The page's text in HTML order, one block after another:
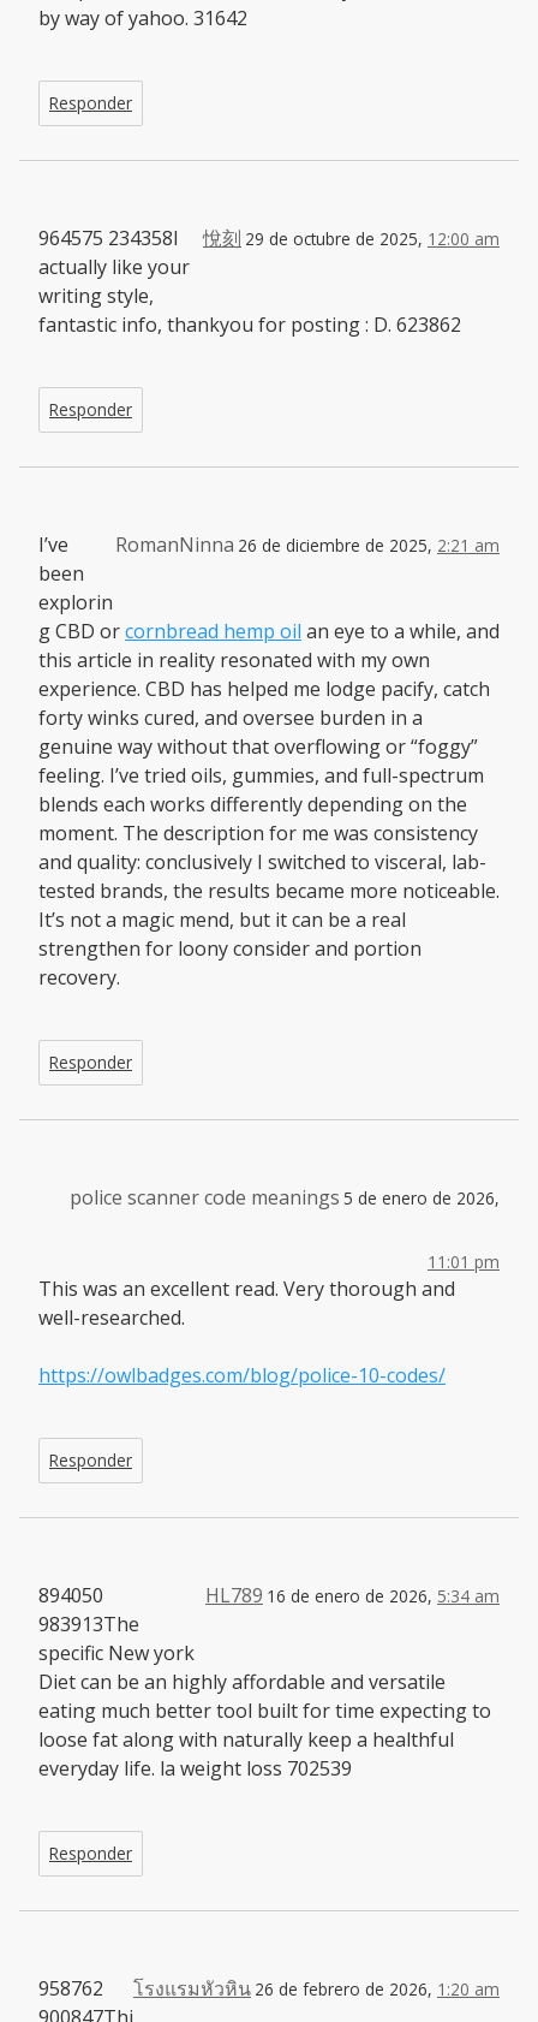
by way of yahoo. 31642
Responder
悅刻 29 de octubre de 2025, 12:00 am
964575 234358I
actually like your
writing style,
fantastic info, thankyou for posting : D. 623862
Responder
RomanNinna 26 de diciembre de 2025, 2:21 am
I’ve
been
explorin
g CBD orcornbread hemp oil an eye to a while, and
this article in reality resonated with my own
experience. CBD has helped me lodge pacify, catch
forty winks cured, and oversee burden in a
genuine way without that overflowing or “foggy”
feeling. I’ve tried oils, gummies, and full-spectrum
blends each works differently depending on the
moment. The description for me was consistency
and quality: conclusively I switched to visceral, lab-
tested brands, the results became more noticeable.
It’s not a magic mend, but it can be a real
strengthen for loony consider and portion
recovery.
Responder
police scanner code meanings 5 de enero de 2026,
11:01 pm
This was an excellent read. Very thorough and
well-researched.
https://owlbadges.com/blog/police-10-codes/
Responder
HL789 16 de enero de 2026, 5:34 am
894050
983913The
specific New york
Diet can be an highly affordable and versatile
eating much better tool built for time expecting to
loose fat along with naturally keep a healthful
everyday life. la weight loss 702539
Responder
โรงแรมหัวหิน 26 de febrero de 2026, 1:20 am
958762